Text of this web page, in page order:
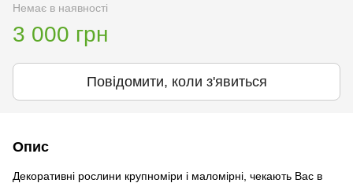
Немає в наявності
3 000 грн
Повідомити, коли з'явиться
Опис
Декоративні рослини крупноміри і маломірні, чекають Вас в